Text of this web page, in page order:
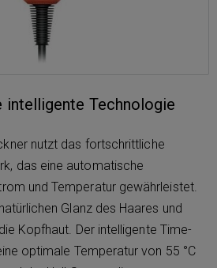
intelligente Technologie
nutzt das fortschrittliche
das eine automatische
und Temperatur gewährleistet.
Glanz des Haares und
Kopfhaut. Der intelligente Time-
optimale Temperatur von 55 °C